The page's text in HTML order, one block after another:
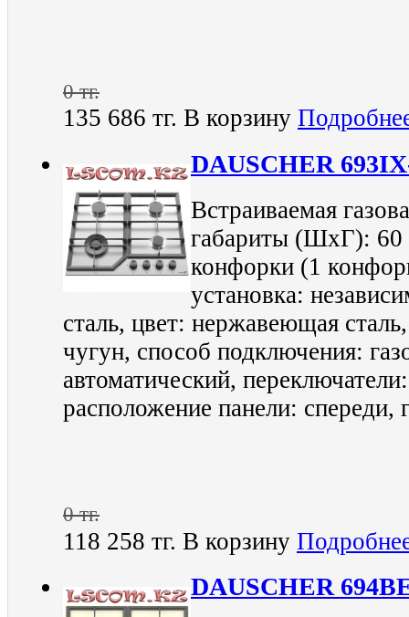
0 тг.
135 686 тг. В корзину
DAUSCHER
Встраиваемая
габариты (ШхГ): 60
конфорки (1
установка:
сталь, цвет: нержавеющая
чугун, способ подключения:
автоматический,
расположение панели: спереди,
0 тг.
118 258 тг. В корзину
DAUSCHER